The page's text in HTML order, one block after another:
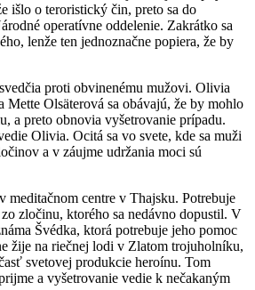
išlo o teroristický čin, preto sa do
operatívne oddelenie. Zakrátko sa
lenže ten jednoznačne popiera, že by
proti obvinenému mužovi. Olivia
Mette Olsäterová sa obávajú, že by mohlo
a preto obnovia vyšetrovanie prípadu.
Olivia. Ocitá sa vo svete, kde sa muži
a v záujme udržania moci sú
meditačnom centre v Thajsku. Potrebuje
zločinu, ktorého sa nedávno dopustil. V
Švédka, ktorá potrebuje jeho pomoc
žije na riečnej lodi v Zlatom trojuholníku,
svetovej produkcie heroínu. Tom
a vyšetrovanie vedie k nečakaným